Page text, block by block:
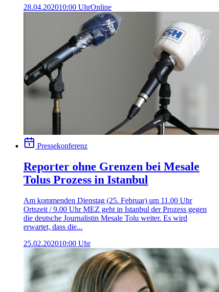
28.04.202010:00 UhrOnline
Pressekonferenz
Reporter ohne Grenzen bei Mesale
Tolus Prozess in Istanbul
Am kommenden Dienstag (25. Februar) um 11.00 Uhr
Ortszeit / 9.00 Uhr MEZ geht in Istanbul der Prozess gegen
die deutsche Journalistin Mesale Tolu weiter. Es wird
erwartet, dass die...
25.02.202010:00 Uhr